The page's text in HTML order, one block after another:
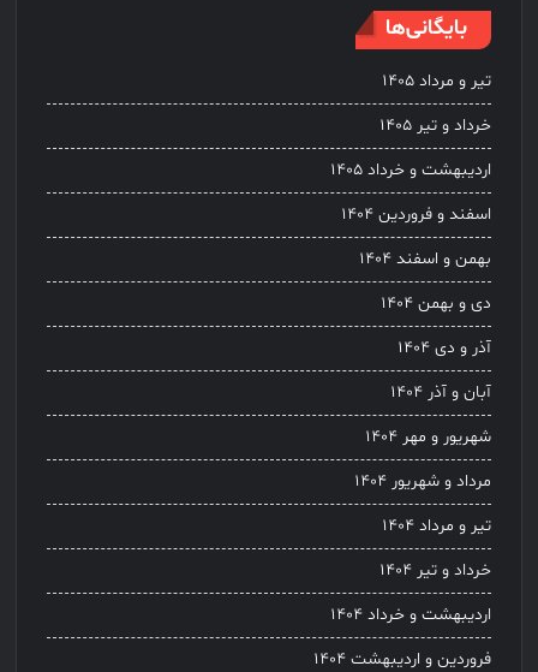
بایگانی‌ها
تیر و مرداد ۱۴۰۵
خرداد و تیر ۱۴۰۵
اردیبهشت و خرداد ۱۴۰۵
اسفند و فروردین ۱۴۰۴
بهمن و اسفند ۱۴۰۴
دی و بهمن ۱۴۰۴
آذر و دی ۱۴۰۴
آبان و آذر ۱۴۰۴
شهریور و مهر ۱۴۰۴
مرداد و شهریور ۱۴۰۴
تیر و مرداد ۱۴۰۴
خرداد و تیر ۱۴۰۴
اردیبهشت و خرداد ۱۴۰۴
فروردین و اردیبهشت ۱۴۰۴